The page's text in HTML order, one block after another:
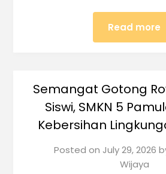
Read more
Semangat Gotong
Siswi, SMKN 5
Kebersihan
Posted on July 29, 2026
Wijaya